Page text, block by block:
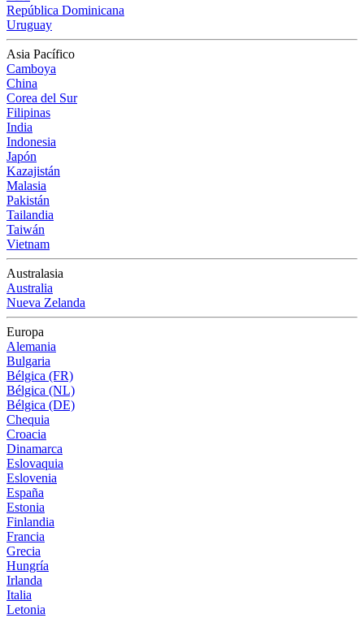
República Dominicana
Uruguay
Asia Pacífico
Camboya
China
Corea del Sur
Filipinas
India
Indonesia
Japón
Kazajistán
Malasia
Pakistán
Tailandia
Taiwán
Vietnam
Australasia
Australia
Nueva Zelanda
Europa
Alemania
Bulgaria
Bélgica (FR)
Bélgica (NL)
Bélgica (DE)
Chequia
Croacia
Dinamarca
Eslovaquia
Eslovenia
España
Estonia
Finlandia
Francia
Grecia
Hungría
Irlanda
Italia
Letonia